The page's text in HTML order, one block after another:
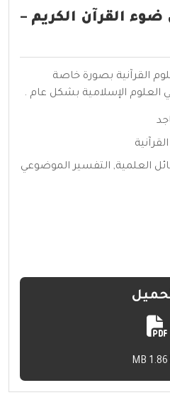
ضوء القرآن الكريم –
القرآنية بصورة خاصة
الإسلامية بشكل عام .
العلمية, التفسير الموضوعي